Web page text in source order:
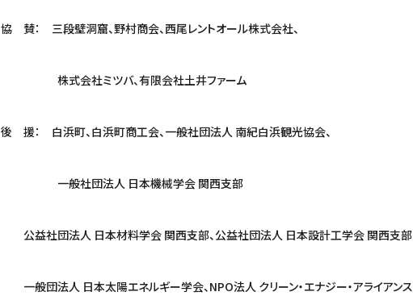
協 賛： 三段壁洞窟、野村商会、西尾レントオール株式会社、
株式会社ミツバ、有限会社土井ファーム
後 援： 白浜町、白浜町商工会、一般社団法人 南紀白浜観光協会、
一般社団法人 日本機械学会 関西支部
公益社団法人 日本材料学会 関西支部、公益社団法人 日本設計工学会 関西支部
一般団法人 日本太陽エネルギー学会、NPO法人 クリーン・エナジー・アライアンス